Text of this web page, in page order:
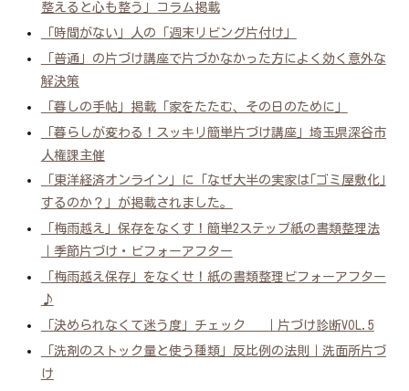
整えると心も整う」コラム掲載
「時間がない」人の「週末リビング片付け」
「普通」の片づけ講座で片づかなかった方によく効く意外な
解決策
「暮しの手帖」掲載「家をたたむ、その日のために」
「暮らしが変わる！スッキリ簡単片づけ講座」埼玉県深谷市
人権課主催
「東洋経済オンライン」に「なぜ大半の実家は｢ゴミ屋敷化｣
するのか？」が掲載されました。
「梅雨越え」保存をなくす！簡単2ステップ紙の書類整理法
｜季節片づけ・ビフォーアフター
「梅雨越え保存」をなくせ！紙の書類整理ビフォーアフター
♪
「決められなくて迷う度」チェック ｜片づけ診断VOL.5
「洗剤のストック量と使う種類」反比例の法則｜洗面所片づ
け